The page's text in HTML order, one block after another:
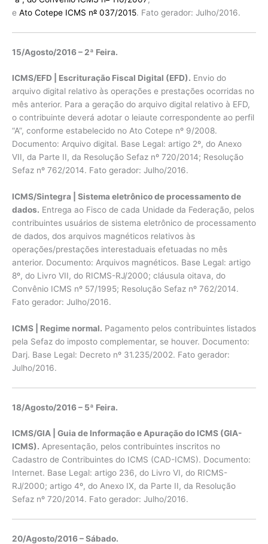
e Ato Cotepe ICMS nº 037/2015. Fato gerador: Julho/2016.
15/Agosto/2016 – 2ª Feira.
ICMS/EFD | Escrituração Fiscal Digital (EFD). Envio do
arquivo digital relativo às operações e prestações ocorridas no
mês anterior. Para a geração do arquivo digital relativo à EFD,
o contribuinte deverá adotar o leiaute correspondente ao perfil
“A”, conforme estabelecido no Ato Cotepe nº 9/2008.
Documento: Arquivo digital. Base Legal: artigo 2º, do Anexo
VII, da Parte II, da Resolução Sefaz nº 720/2014; Resolução
Sefaz nº 762/2014. Fato gerador: Julho/2016.
ICMS/Sintegra | Sistema eletrônico de processamento de
dados. Entrega ao Fisco de cada Unidade da Federação, pelos
contribuintes usuários de sistema eletrônico de processamento
de dados, dos arquivos magnéticos relativos às
operações/prestações interestaduais efetuadas no mês
anterior. Documento: Arquivos magnéticos. Base Legal: artigo
8º, do Livro VII, do RICMS-RJ/2000; cláusula oitava, do
Convênio ICMS nº 57/1995; Resolução Sefaz nº 762/2014.
Fato gerador: Julho/2016.
ICMS | Regime normal. Pagamento pelos contribuintes listados
pela Sefaz do imposto complementar, se houver. Documento:
Darj. Base Legal: Decreto nº 31.235/2002. Fato gerador:
Julho/2016.
18/Agosto/2016 – 5ª Feira.
ICMS/GIA | Guia de Informação e Apuração do ICMS (GIA-
ICMS). Apresentação, pelos contribuintes inscritos no
Cadastro de Contribuintes do ICMS (CAD-ICMS). Documento:
Internet. Base Legal: artigo 236, do Livro VI, do RICMS-
RJ/2000; artigo 4º, do Anexo IX, da Parte II, da Resolução
Sefaz nº 720/2014. Fato gerador: Julho/2016.
20/Agosto/2016 – Sábado.